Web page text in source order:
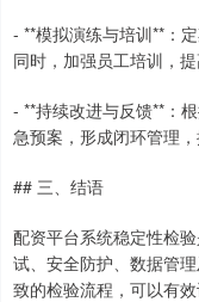
- **模拟演练与培训**：
同时，加强员工培训，提
- **持续改进与反馈**：
急预案，形成闭环管理，
## 三、结语
配资平台系统稳定性检
试、安全防护、数据管
致的检验流程，可以有
沪深300